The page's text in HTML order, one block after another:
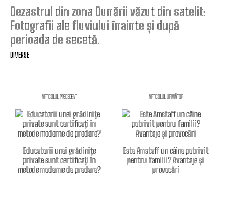
Dezastrul din zona Dunării văzut din satelit:
Fotografii ale fluviului înainte și după
perioada de secetă.
DIVERSE
ARTICOLUL PRECEDENT
Educatorii unei grădinițe
private sunt certificați în
metode moderne de predare?
ARTICOLUL URMĂTOR
Este Amstaff un câine potrivit
pentru familii? Avantaje și
provocări